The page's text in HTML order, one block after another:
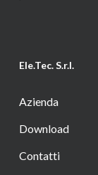
Ele.Tec. S.r.l.
Azienda
Download
Contatti